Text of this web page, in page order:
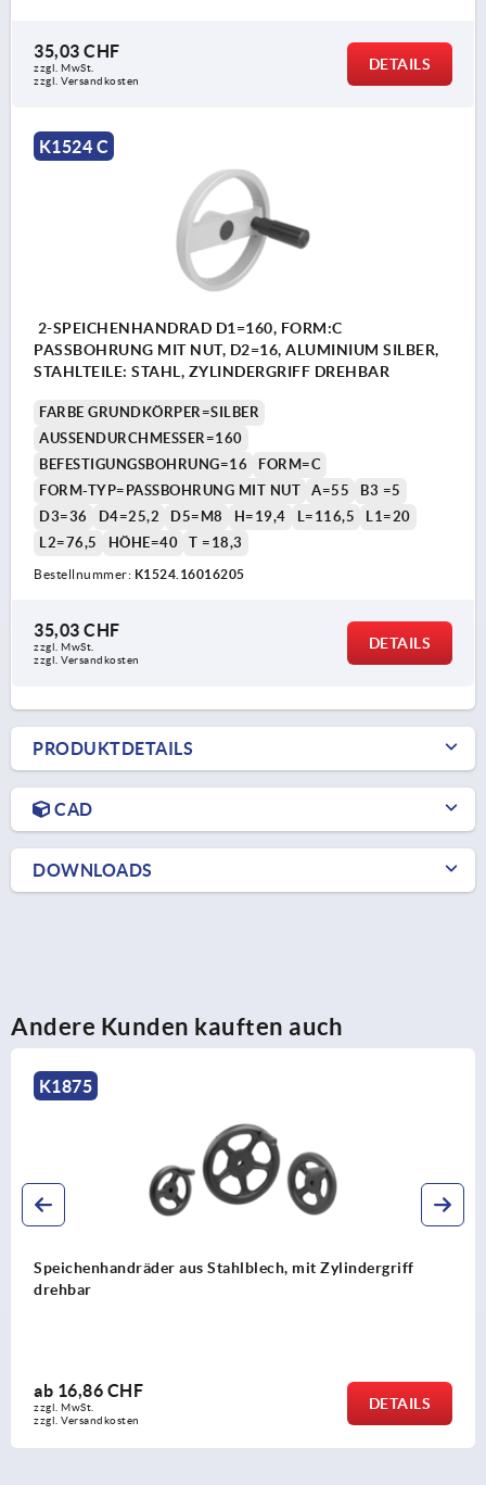
35,03 CHF
zzgl. MwSt.
zzgl. Versandkosten
DETAILS
K1524 C
2-SPEICHENHANDRAD D1=160, FORM:C
PASSBOHRUNG MIT NUT, D2=16, ALUMINIUM SILBER,
STAHLTEILE: STAHL, ZYLINDERGRIFF DREHBAR
FARBE GRUNDKÖRPER=SILBER
AUSSENDURCHMESSER=160
BEFESTIGUNGSBOHRUNG=16
FORM=C
FORM-TYP=PASSBOHRUNG MIT NUT
A=55
B3 =5
D3=36
D4=25,2 D5=M8 H=19,4 L=116,5
L1=20
L2=76,5
HÖHE=40 T =18,3
Bestellnummer: K1524.16016205
35,03 CHF
zzgl. MwSt.
zzgl. Versandkosten
DETAILS
PRODUKTDETAILS
CAD
DOWNLOADS
Andere Kunden kauften auch
Handräder DIN 950 aus Grauguss
ab16,70 CHF
zzgl. Versandkosten